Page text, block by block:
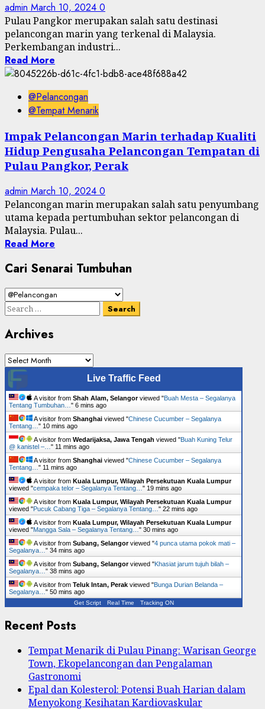
admin March 10, 2024 0
Pulau Pangkor merupakan salah satu destinasi
pelancongan marin yang terkenal di Malaysia.
Perkembangan industri...
Read More
@Pelancongan
@Tempat Menarik
Impak Pelancongan Marin terhadap Kualiti
Hidup Pengusaha Pelancongan Tempatan di
Pulau Pangkor, Perak
admin March 10, 2024 0
Pelancongan marin merupakan salah satu penyumbang
utama kepada pertumbuhan sektor pelancongan di
Malaysia. Pulau...
Read More
Cari Senarai Tumbuhan
Cari
Senarai
Search
Archives
Archives
Live Traffic Feed
A visitor from Shah Alam, Selangorviewed "Buah Mesta – Segalanya
Tentang Tumbuhan… " 6 mins ago
A visitor from Shanghai viewed "Chinese Cucumber – Segalanya
Tentang… " 11 mins ago
A visitor from Wedarijaksa, Jawa Tengah viewed "Buah Kuning Telur
@ kanistel –… " 11 mins ago
A visitor from Shanghai viewed "Chinese Cucumber – Segalanya
Tentang… " 11 mins ago
A visitor from Kuala Lumpur, Wilayah Persekutuan Kuala Lumpur
viewed "cempaka telor – Segalanya Tentang… " 19 mins ago
A visitor from Kuala Lumpur, Wilayah Persekutuan Kuala Lumpur
viewed "Pucuk Cabang Tiga – Segalanya Tentang… " 22 mins ago
A visitor from Kuala Lumpur, Wilayah Persekutuan Kuala Lumpur
viewed "Mangga Sala – Segalanya Tentang… " 30 mins ago
A visitor from Subang, Selangorviewed "4 punca utama pokok mati –
Segalanya… " 34 mins ago
A visitor from Subang, Selangorviewed "Khasiat jarum tujuh bilah –
Segalanya… " 38 mins ago
A visitor from Teluk Intan, Perak viewed "Bunga Durian Belanda –
Segalanya… " 50 mins ago
Get Script Real Time Tracking ON
Recent Posts
Tempat Menarik di Pulau Pinang: Warisan George
Town, Ekopelancongan dan Pengalaman
Gastronomi
Epal dan Kolesterol: Potensi Buah Harian dalam
Menyokong Kesihatan Kardiovaskular